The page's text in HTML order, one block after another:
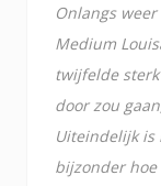
Onlangs
Medium
twijfelde
door zou
Uiteindelijk is
bijzonder hoe